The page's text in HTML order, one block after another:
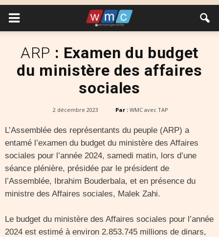
ARP : Examen du budget
du ministère des affaires
sociales
2 décembre 2023 Par : WMC avec TAP
L’Assemblée des représentants du peuple (ARP) a
entamé l’examen du budget du ministère des Affaires
sociales pour l’année 2024, samedi matin, lors d’une
séance plénière, présidée par le président de
l’Assemblée, Ibrahim Bouderbala, et en présence du
ministre des Affaires sociales, Malek Zahi.
Le budget du ministère des Affaires sociales pour l’année
2024 est estimé à environ 2.853.745 millions de dinars,